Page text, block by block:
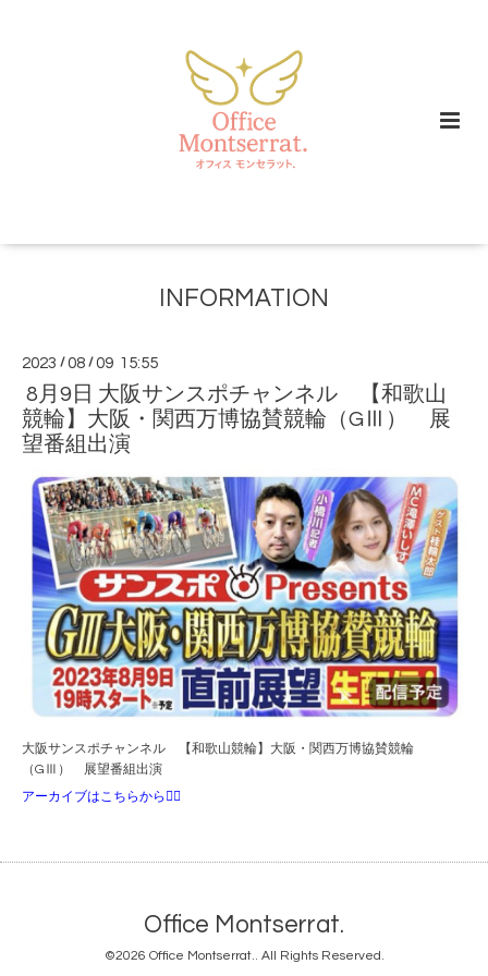
INFORMATION
2023 /08 /09 15:55
8月9日 大阪サンスポチャンネル 【和歌山
競輪】大阪・関西万博協賛競輪（GⅢ） 展
望番組出演
大阪サンスポチャンネル 【和歌山競輪】大阪・関西万博協賛競輪
（GⅢ） 展望番組出演
アーカイブはこちらから💁‍♀️
Office Montserrat.
©2026 Office Montserrat.. All Rights Reserved.